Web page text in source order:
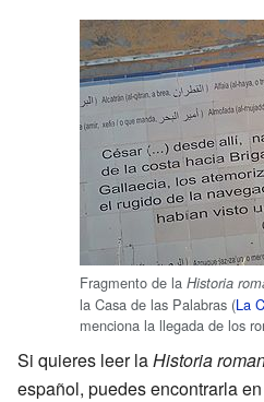
Fragmento de la Historia
la Casa de las Palabras (La
menciona la llegada de los
Si quieres leer laHistoria
español, puedes encontrarla